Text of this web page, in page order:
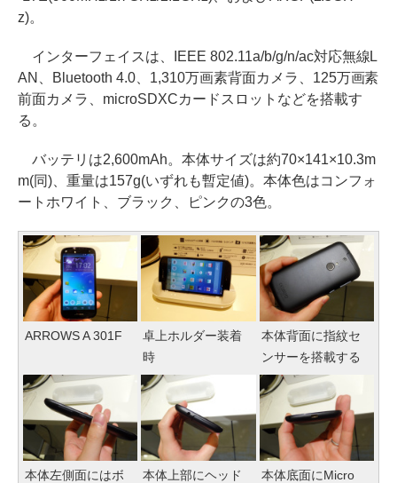
z)。
インターフェイスは、IEEE 802.11a/b/g/n/ac対応無線L
AN、Bluetooth 4.0、1,310万画素背面カメラ、125万画素
前面カメラ、microSDXCカードスロットなどを搭載す
る。
バッテリは2,600mAh。本体サイズは約70×141×10.3m
m(同)、重量は157g(いずれも暫定値)。本体色はコンフォ
ートホワイト、ブラック、ピンクの3色。
ARROWS A 301F
卓上ホルダー装着
時
本体背面に指紋セ
ンサーを搭載する
本体左側面にはボ
本体上部にヘッド
本体底面にMicro